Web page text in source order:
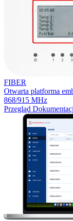
FIBER
Otwarta platforma
868/915 MHz
Przegląd